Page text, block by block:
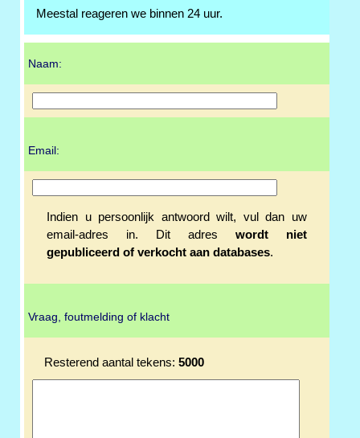
Meestal reageren we binnen 24 uur.
Naam:
Email:
Indien u persoonlijk antwoord wilt, vul dan uw
email-adres in. Dit adres wordt niet
gepubliceerd of verkocht aan databases.
Vraag, foutmelding of klacht
Resterend aantal tekens: 5000